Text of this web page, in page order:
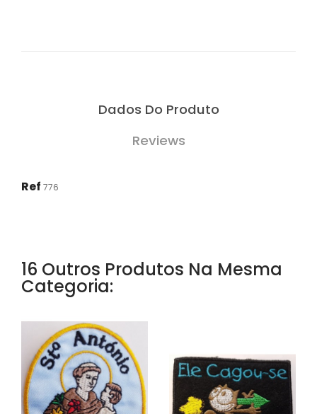
Dados Do Produto
Reviews
Ref 776
16 Outros Produtos Na Mesma
Categoria: